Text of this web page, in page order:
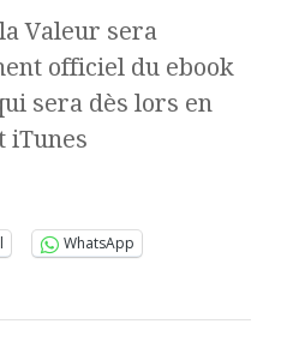
Valeur sera
officiel du ebook
sera dès lors en
iTunes
WhatsApp